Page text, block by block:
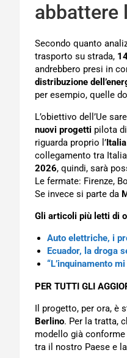
abbattere
Secondo quanto
trasporto su strada,
andrebbero presi in
distribuzione
per esempio, quelle
L’obiettivo dell’Ue
nuovi progetti pilota
riguarda proprio l’Italia
collegamento tra
2026, quindi, sarà
Le fermate: Firenze,
Se invece si parte da
Gli articoli più letti di
Auto elettriche, i
Ecuador, la droga
“L’inquinamento
PER TUTTI GLI
Il progetto, per ora, è
Berlino. Per la tratta,
modello già conforme
tra il nostro Paese e la